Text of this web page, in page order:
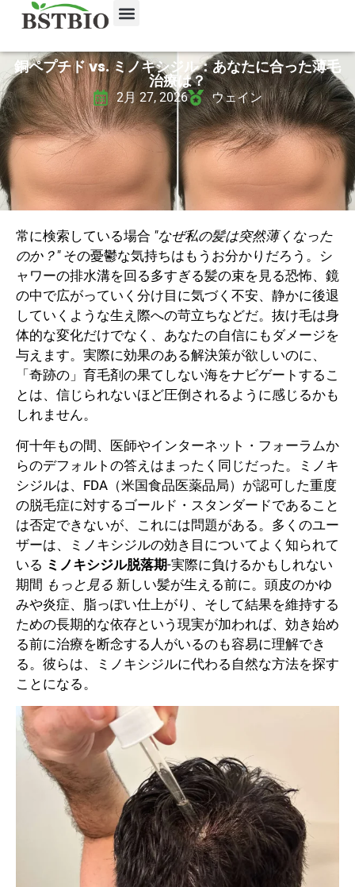
銅ペプチド vs. ミノキシジル：あなたに合った薄毛
治療は？
2月 27, 2026 ウェイン
常に検索している場合 "なぜ私の髪は突然薄くなった
のか？"その憂鬱な気持ちはもうお分かりだろう。シ
ャワーの排水溝を回る多すぎる髪の束を見る恐怖、鏡
の中で広がっていく分け目に気づく不安、静かに後退
していくような生え際への苛立ちなどだ。抜け毛は身
体的な変化だけでなく、あなたの自信にもダメージを
与えます。実際に効果のある解決策が欲しいのに、
「奇跡の」育毛剤の果てしない海をナビゲートするこ
とは、信じられないほど圧倒されるように感じるかも
しれません。
何十年もの間、医師やインターネット・フォーラムか
らのデフォルトの答えはまったく同じだった。ミノキ
シジルは、FDA（米国食品医薬品局）が認可した重度
の脱毛症に対するゴールド・スタンダードであること
は否定できないが、これには問題がある。多くのユー
ザーは、ミノキシジルの効き目についてよく知られて
いる ミノキシジル脱落期-実際に負けるかもしれない
期間 もっと見る 新しい髪が生える前に。頭皮のかゆ
みや炎症、脂っぽい仕上がり、そして結果を維持する
ための長期的な依存という現実が加われば、効き始め
る前に治療を断念する人がいるのも容易に理解でき
る。彼らは、ミノキシジルに代わる自然な方法を探す
ことになる。